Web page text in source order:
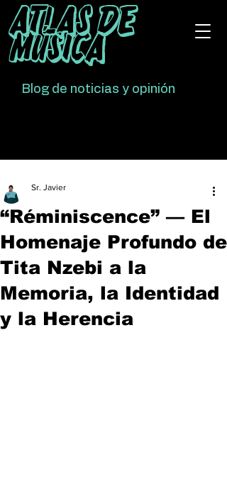
Atlas De
Música
Blog de noticias y opinión
“Réminiscence” — El
Homenaje Profundo de
Tita Nzebi a la
Memoria, la Identidad
y la Herencia
Sr. Javier